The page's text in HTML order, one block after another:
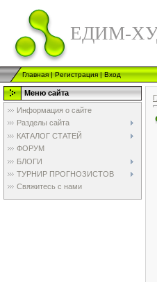
ЕДИМ-
Главная|Регистрация|Вход
Меню сайта
Информация о сайте
Разделы сайта
КАТАЛОГ СТАТЕЙ
ФОРУМ
БЛОГИ
ТУРНИР ПРОГНОЗИСТОВ
Свяжитесь с нами